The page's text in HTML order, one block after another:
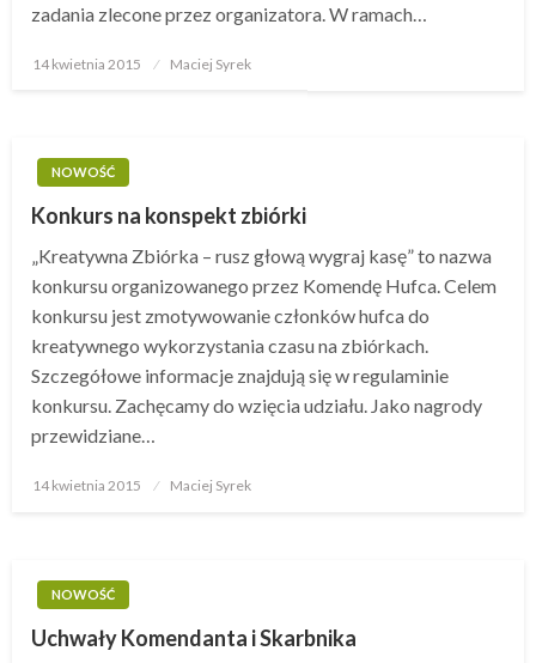
zadania zlecone przez organizatora. W ramach…
Opublikowane
14 kwietnia 2015 Maciej Syrek
NOWOŚĆ
Konkurs na konspekt zbiórki
„Kreatywna Zbiórka – rusz głową wygraj kasę” to nazwa
konkursu organizowanego przez Komendę Hufca. Celem
konkursu jest zmotywowanie członków hufca do
kreatywnego wykorzystania czasu na zbiórkach.
Szczegółowe informacje znajdują się w regulaminie
konkursu. Zachęcamy do wzięcia udziału. Jako nagrody
przewidziane…
Opublikowane
14 kwietnia 2015 Maciej Syrek
NOWOŚĆ
Uchwały Komendanta i Skarbnika